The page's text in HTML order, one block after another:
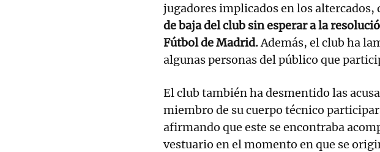
jugadores implicados en los altercados,
de baja del club sin esperar a la
Fútbol de Madrid.Además, el club ha
algunas personas del público que
El club también ha desmentido las
miembro de su cuerpo técnico
afirmando que este se encontraba
vestuario en el momento en que se